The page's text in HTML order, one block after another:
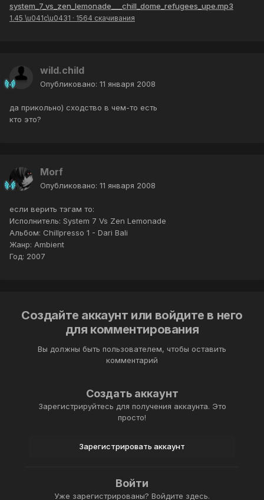
system_7_vs_zen_lemonade___chill_dome_refugees_upe.mp3
1.45 \u041c\u0431 · 1564 скачивания
wild.child
Опубликовано: 11 января 2008
да прикольно) сходство в чем-то есть
кто это?
Morf
Опубликовано: 11 января 2008
если верить тэгам то:
Исполнитель: System 7 Vs Zen Lemonade
Альбом: Chillpresso 1 - Dari Bali
Жанр: Ambient
Год: 2007
Создайте аккаунт или войдите в него
для комментирования
Вы должны быть пользователем, чтобы оставить
комментарий
Создать аккаунт
Зарегистрируйтесь для получения аккаунта. Это
просто!
Зарегистрировать аккаунт
Войти
Уже зарегистрированы? Войдите здесь.